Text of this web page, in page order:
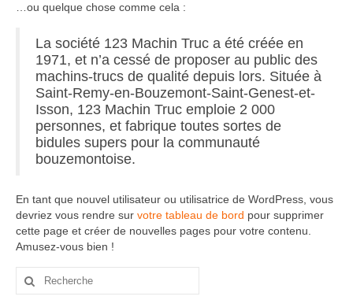
…ou quelque chose comme cela :
La société 123 Machin Truc a été créée en
1971, et n’a cessé de proposer au public des
machins-trucs de qualité depuis lors. Située à
Saint-Remy-en-Bouzemont-Saint-Genest-et-
Isson, 123 Machin Truc emploie 2 000
personnes, et fabrique toutes sortes de
bidules supers pour la communauté
bouzemontoise.
En tant que nouvel utilisateur ou utilisatrice de WordPress, vous
devriez vous rendre sur votre tableau de bord pour supprimer
cette page et créer de nouvelles pages pour votre contenu.
Amusez-vous bien !
Rechercher